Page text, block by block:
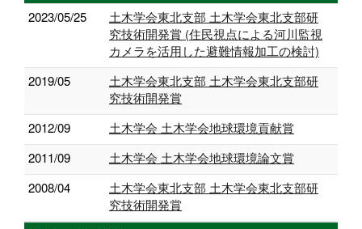
2023/05/25
土木学会東北支部 土木学会東北支部研
究技術開発賞 (住民視点による河川監視
カメラを活用した避難情報加工の検討)
2019/05
土木学会東北支部 土木学会東北支部研
究技術開発賞
2012/09
土木学会 土木学会地球環境貢献賞
2011/09
土木学会 土木学会地球環境論文賞
2008/04
土木学会東北支部 土木学会東北支部研
究技術開発賞